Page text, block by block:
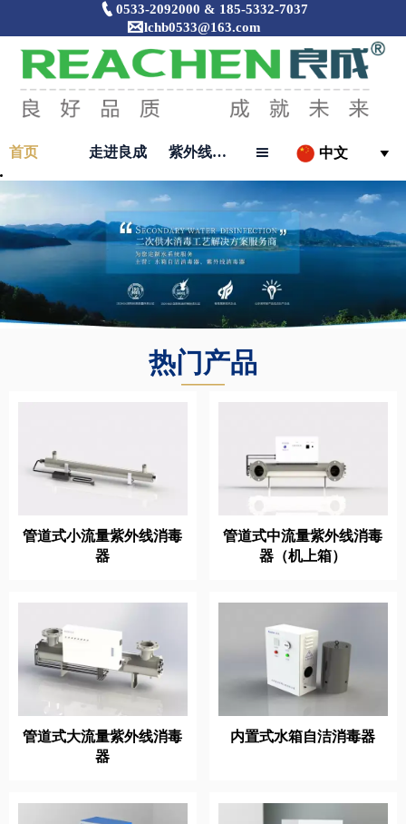
 0533-2092000 & 185-5332-7037
lchb0533@163.com
首页 走进良成 紫外线消毒器  中文 
热门产品
———
管道式小流量紫外线消毒
器
管道式中流量紫外线消毒
器（机上箱）
管道式大流量紫外线消毒
器
内置式水箱自洁消毒器